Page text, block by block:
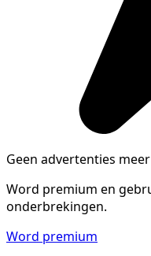
Geen advertenties
Word premium en
onderbrekingen.
Word premium